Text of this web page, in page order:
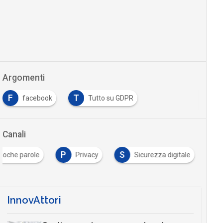
Argomenti
F facebook T Tutto su GDPR
Canali
parole P Privacy S Sicurezza digitale
InnovAttori